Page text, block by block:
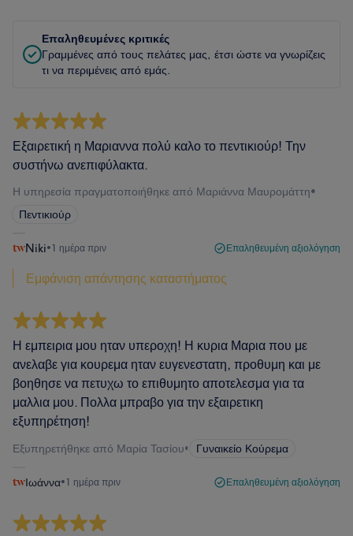
Επαληθευμένες κριτικές
Γραμμένες από τους πελάτες μας, έτσι ώστε να γνωρίζεις
τι να περιμένεις από εμάς.
Εξαιρετική η Μαριαννα πολύ καλο το πεντικιούρ! Την
συστήνω ανεπιφύλακτα.
Η υπηρεσία πραγματοποιήθηκε από Μαριάννα Μαυρομάττη•
Πεντικιούρ
Niki•1 ημέρα πριν Επαληθευμένη αξιολόγηση
Εμφάνιση απάντησης καταστήματος
Η εμπειρια μου ηταν υπεροχη! Η κυρια Μαρια που με
ανελαβε για κουρεμα ηταν ευγενεστατη, προθυμη και με
βοηθησε να πετυχω το επιθυμητο αποτελεσμα για τα
μαλλια μου. Πολλα μπραβο για την εξαιρετικη
εξυπηρέτηση!
Εξυπηρετήθηκε από Μαρία Τασίου• Γυναικείο Κούρεμα
Ιωάννα•1 ημέρα πριν Επαληθευμένη αξιολόγηση